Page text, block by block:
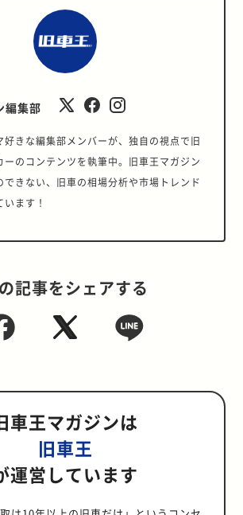
編集部
好きな編集部メンバーが、独自の視点で旧
ーのコンテンツを執筆中。旧車王マガジン
できない、旧車の相場分析や市場トレンド
ます！
記事をシェアする
車王マガジンは
旧車王
運営しています